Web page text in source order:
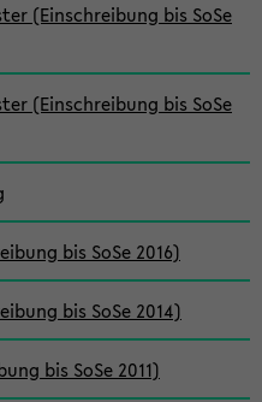
(Einschreibung bis SoSe
(Einschreibung bis SoSe
bis SoSe 2016)
bis SoSe 2014)
bis SoSe 2011)